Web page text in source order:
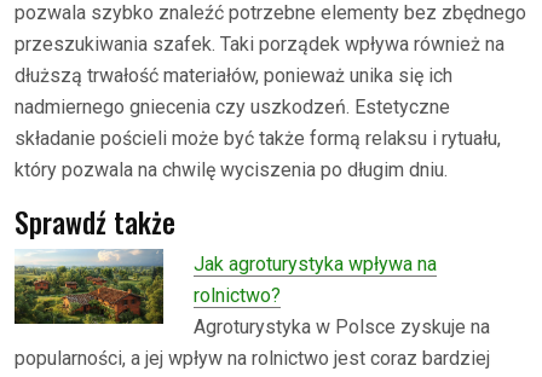
pozwala szybko znaleźć potrzebne elementy bez zbędnego
przeszukiwania szafek. Taki porządek wpływa również na
dłuższą trwałość materiałów, ponieważ unika się ich
nadmiernego gniecenia czy uszkodzeń. Estetyczne
składanie pościeli może być także formą relaksu i rytuału,
który pozwala na chwilę wyciszenia po długim dniu.
Sprawdź także
Jak agroturystyka wpływa na
rolnictwo?
Agroturystyka w Polsce zyskuje na
popularności, a jej wpływ na rolnictwo jest coraz bardziej